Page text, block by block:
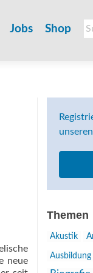
Jobs Shop
neue
Themen
Akustik
Ausbildung